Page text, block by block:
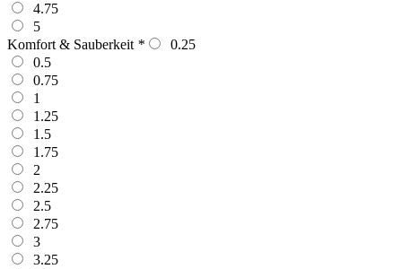
4.75
5
Komfort & Sauberkeit *
0.25
0.5
0.75
1
1.25
1.5
1.75
2
2.25
2.5
2.75
3
3.25